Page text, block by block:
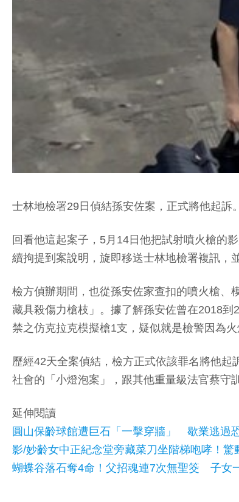
士林地檢署29日偵結孫安佐案，正式將他起訴
回看他這起案子，5月14日他把試射噴火槍的
續拘提到案說明，旋即移送士林地檢署複訊，
檢方偵辦期間，也從孫安佐家查扣的噴火槍、
藏具殺傷力槍枝」。據了解孫安佐曾在2018
禁之仿克拉克模擬槍1支，疑似就是檢警因為
歷經42天全案偵結，檢方正式依該罪名將他
社會的「小燈泡案」，跟其他重量級法官蔡守
延伸閱讀
圓山保齡球館遭巨石「一擊穿牆」 歇業逃過
影/妙齡女中正紀念堂旁藏菜刀坐階梯咆哮！驚
蝴蝶谷落石奪4命！父招魂連7次無聖筊 子女